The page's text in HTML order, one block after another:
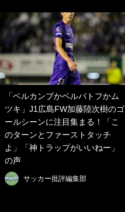
「ベルカンプかベルバトフかム
ツキ」J1広島FW加藤陸次樹のゴ
ールシーンに注目集まる！「こ
のターンとファーストタッチ
よ」「神トラップがいいねー」
の声
サッカー批評編集部